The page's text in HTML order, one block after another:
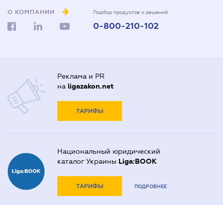
О КОМПАНИИ Подбор продуктов и решений
0-800-210-102
Реклама и PR
на ligazakon.net
ТАРИФЫ
Национальный юридический
каталог Украины Liga:BOOK
ТАРИФЫ ПОДРОБНЕЕ